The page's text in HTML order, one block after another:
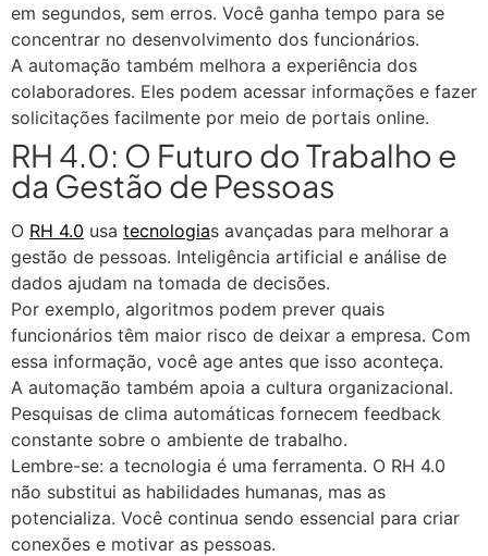
em segundos, sem erros. Você ganha tempo para se
concentrar no desenvolvimento dos funcionários.
A automação também melhora a experiência dos
colaboradores. Eles podem acessar informações e fazer
solicitações facilmente por meio de portais online.
RH 4.0: O Futuro do Trabalho e
da Gestão de Pessoas
O RH 4.0 usa tecnologias avançadas para melhorar a
gestão de pessoas. Inteligência artificial e análise de
dados ajudam na tomada de decisões.
Por exemplo, algoritmos podem prever quais
funcionários têm maior risco de deixar a empresa. Com
essa informação, você age antes que isso aconteça.
A automação também apoia a cultura organizacional.
Pesquisas de clima automáticas fornecem feedback
constante sobre o ambiente de trabalho.
Lembre-se: a tecnologia é uma ferramenta. O RH 4.0
não substitui as habilidades humanas, mas as
potencializa. Você continua sendo essencial para criar
conexões e motivar as pessoas.